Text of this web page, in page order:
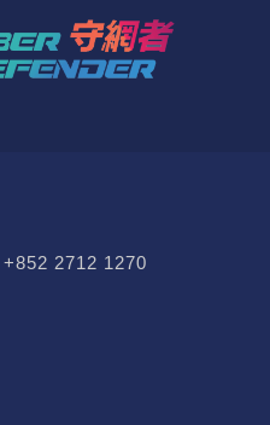
+852 2712 1270